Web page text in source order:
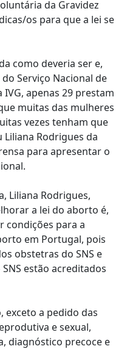
da Gravidez
os para que a lei se
como deveria ser e,
Serviço Nacional de
IVG, apenas 29 prestam
muitas das mulheres
vezes tenham que
Rodrigues da
para apresentar o
Liliana Rodrigues,
a lei do aborto é,
condições para a
em Portugal, pois
obstetras do SNS e
estão acreditados
exceto a pedido das
e sexual,
diagnóstico precoce e